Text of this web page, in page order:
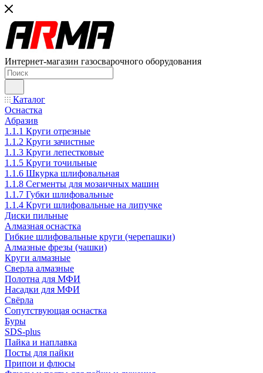
Интернет-магазин газосварочного оборудования
Каталог
Оснастка
Абразив
1.1.1 Круги отрезные
1.1.2 Круги зачистные
1.1.3 Круги лепестковые
1.1.5 Круги точильные
1.1.6 Шкурка шлифовальная
1.1.8 Сегменты для мозаичных машин
1.1.7 Губки шлифовальные
1.1.4 Круги шлифовальные на липучке
Диски пильные
Алмазная оснастка
Гибкие шлифовальные круги (черепашки)
Алмазные фрезы (чашки)
Круги алмазные
Сверла алмазные
Полотна для МФИ
Насадки для МФИ
Свёрла
Сопутствующая оснастка
Буры
SDS-plus
Пайка и наплавка
Посты для пайки
Припои и флюсы